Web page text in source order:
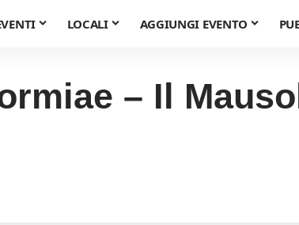
LOCALI AGGIUNGI EVENTO
– Il